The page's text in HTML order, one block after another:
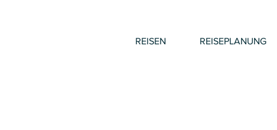
REISEN REISEPLANUNG